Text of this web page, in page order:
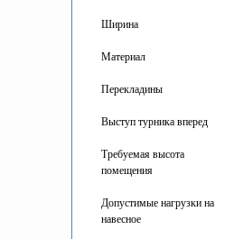
Ширина
Материал
Перекладины
Выступ турника вперед
Требуемая высота
помещения
Допустимые нагрузки на
навесное